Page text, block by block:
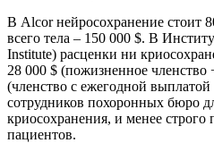
В Alcor нейросохранение стоит
всего тела – 150 000 $. В
Institute) расценки ни
28 000 $ (пожизненное членство
(членство с ежегодной
сотрудников похоронных бюро
криосохранения, и менее
пациентов.